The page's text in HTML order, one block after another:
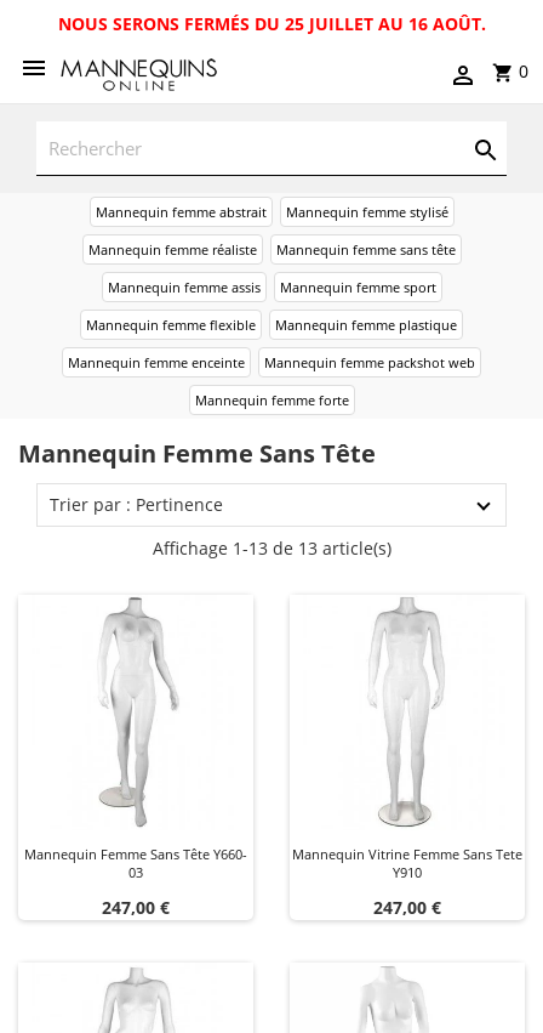
NOUS SERONS FERMÉS DU 25 JUILLET AU 16 AOÛT.
0
Mannequin femme abstrait Mannequin femme stylisé
Mannequin femme réaliste Mannequin femme sans tête
Mannequin femme assis Mannequin femme sport
Mannequin femme flexible Mannequin femme plastique
Mannequin femme enceinte Mannequin femme packshot web
Mannequin femme forte
Mannequin Femme Sans Tête
Trier par : Pertinence
Affichage 1-13 de 13 article(s)
Mannequin Femme Sans Tête Y660-
03
Prix
247,00 €
Mannequin Vitrine Femme Sans Tete
Y910
Prix
247,00 €